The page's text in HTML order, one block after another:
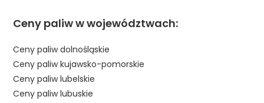
Ceny paliw w województwach:
Ceny paliw dolnośląskie
Ceny paliw kujawsko-pomorskie
Ceny paliw lubelskie
Ceny paliw lubuskie